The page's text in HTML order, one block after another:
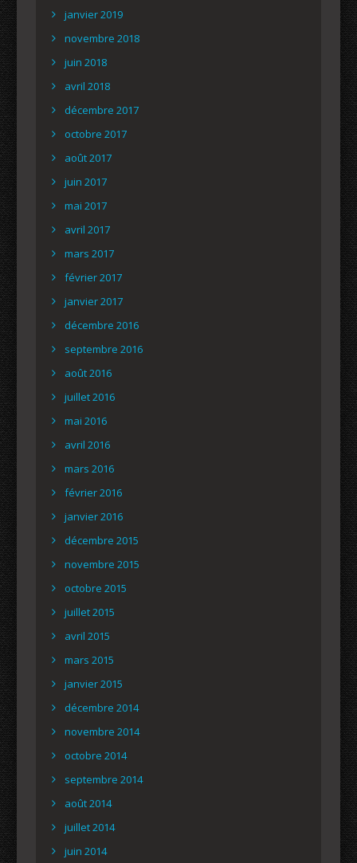
janvier 2019
novembre 2018
juin 2018
avril 2018
décembre 2017
octobre 2017
août 2017
juin 2017
mai 2017
avril 2017
mars 2017
février 2017
janvier 2017
décembre 2016
septembre 2016
août 2016
juillet 2016
mai 2016
avril 2016
mars 2016
février 2016
janvier 2016
décembre 2015
novembre 2015
octobre 2015
juillet 2015
avril 2015
mars 2015
janvier 2015
décembre 2014
novembre 2014
octobre 2014
septembre 2014
août 2014
juillet 2014
juin 2014